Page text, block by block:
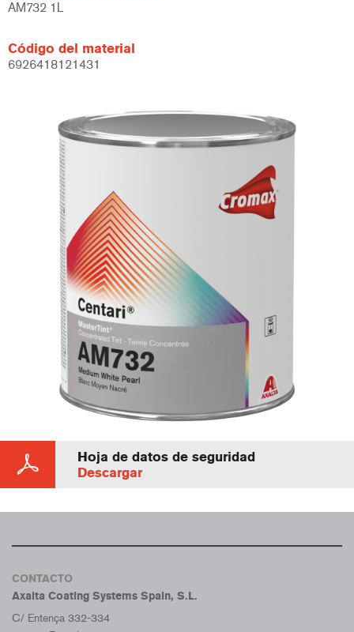
AM732 1L
Código del material
6926418121431
Hoja de datos de seguridad
Descargar
CONTACTO
Axalta Coating Systems Spain, S.L.
C/ Entença 332-334